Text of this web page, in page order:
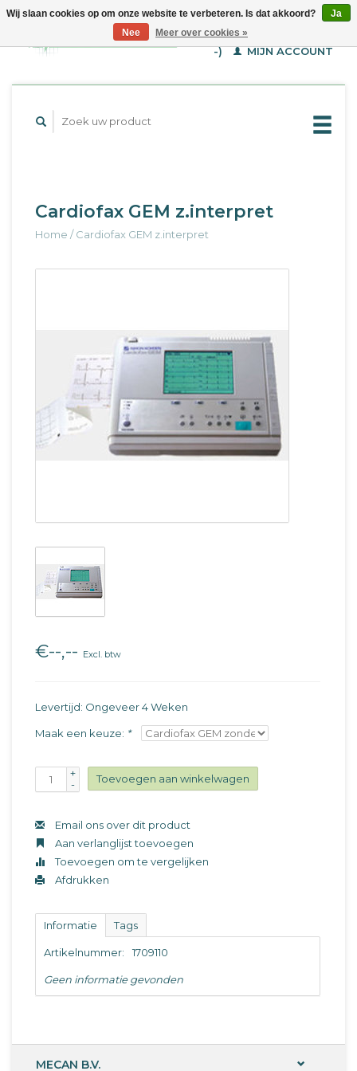
WINKELWAGEN (€--,-
-)
MIJN ACCOUNT
Cardiofax GEM z.interpret
Home /Cardiofax GEM z.interpret
€--,-- Excl. btw
Levertijd: Ongeveer 4 Weken
Maak een keuze: *
+
-
Toevoegen aan winkelwagen
Email ons over dit product
Aan verlanglijst toevoegen
Toevoegen om te vergelijken
Afdrukken
Informatie Tags
Artikelnummer: 1709110
Geen informatie gevonden
MECAN B.V.
Wij slaan cookies op om onze website te verbeteren. Is dat akkoord?
Ja
Nee
Meer over cookies »